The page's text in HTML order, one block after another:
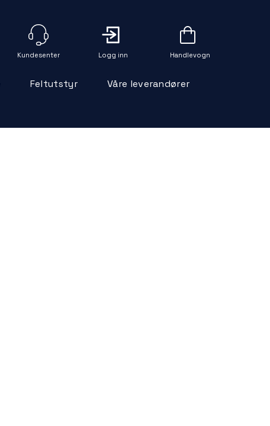
Logg inn Handlevogn
Feltutstyr Våre leverandører